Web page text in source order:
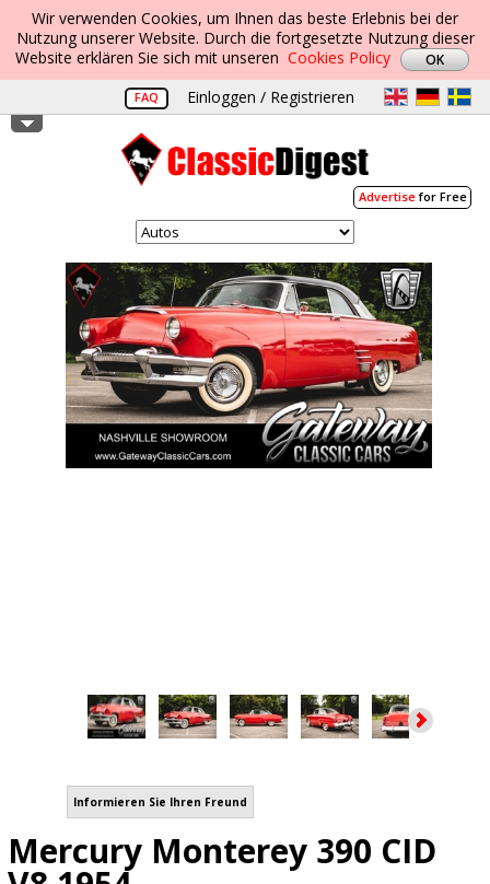
Wir verwenden Cookies, um Ihnen das beste Erlebnis bei der
Nutzung unserer Website. Durch die fortgesetzte Nutzung dieser
Website erklären Sie sich mit unseren Cookies Policy
FAQ Einloggen / Registrieren
Advertisefor Free
Informieren Sie Ihren Freund
Mercury Monterey 390 CID